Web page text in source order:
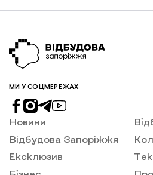
МИ У СОЦМЕРЕЖАХ
Новини
Відбудова Запоріжжя
Ексклюзив